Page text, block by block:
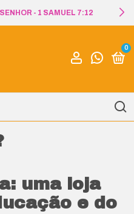
- 1 SAMUEL 7:12
0
uma loja
e do